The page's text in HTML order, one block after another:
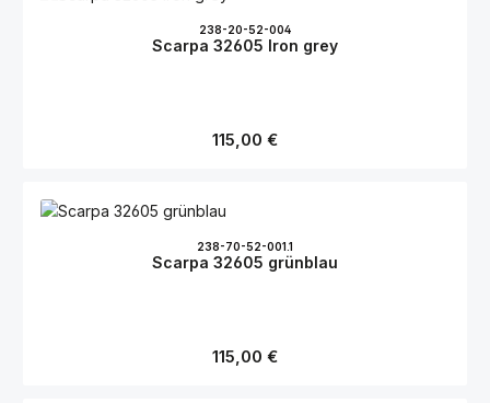
238-20-52-004
Scarpa 32605 Iron grey
Regulärer Preis:
115,00 €
238-70-52-001.1
Scarpa 32605 grünblau
Regulärer Preis:
115,00 €